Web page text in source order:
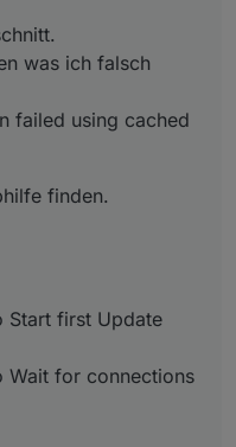
Found MFA Process
settings
was ich falsch
failed using cached
finden.
Start first Update
Wait for connections